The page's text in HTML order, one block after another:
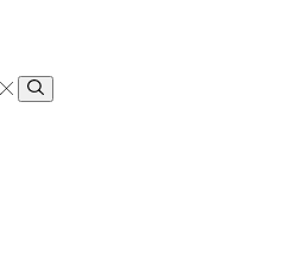
Search